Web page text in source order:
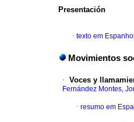
Presentación
· texto em Espanhol
Movimientos
· Voces y
Fernández Montes,
· resumo em